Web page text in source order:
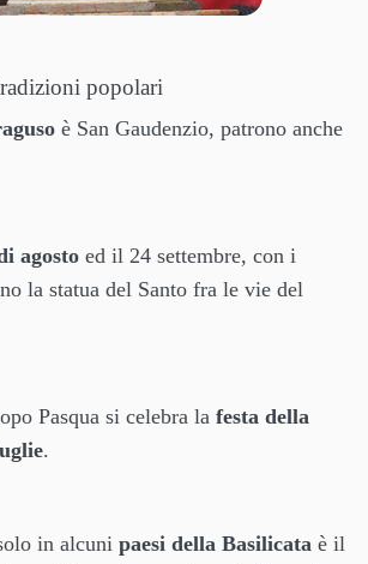
popolari
è San Gaudenzio, patrono anche
agosto ed il 24 settembre, con i
la statua del Santo fra le vie del
Pasqua si celebra la festa della
.
in alcuni paesi della Basilicata è il